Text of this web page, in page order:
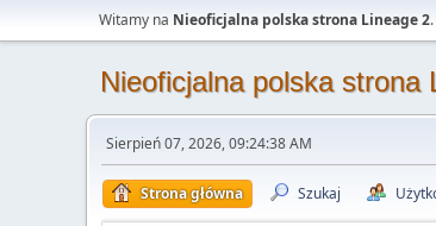
Witamy na Nieoficjalna polska strona Lineage 2.
Nieoficjalna polska strona
Sierpień 07, 2026, 09:24:38 AM
Strona główna Szukaj